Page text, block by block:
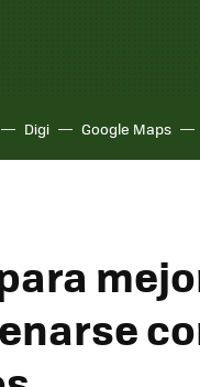
Digi Google Maps